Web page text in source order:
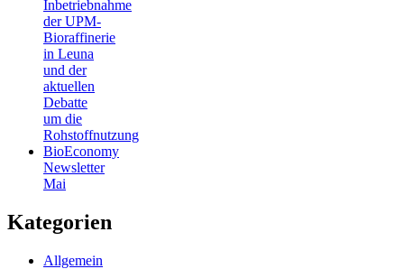
Inbetriebnahme
der UPM-
Bioraffinerie
in Leuna
und der
aktuellen
Debatte
um die
Rohstoffnutzung
BioEconomy
Newsletter
Mai
Kategorien
Allgemein